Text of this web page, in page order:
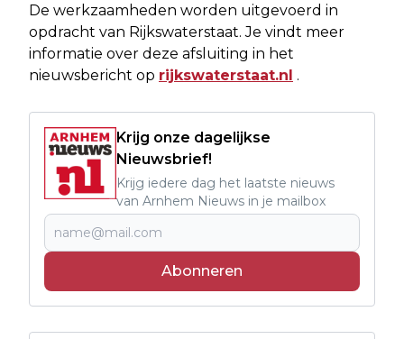
De werkzaamheden worden uitgevoerd in
opdracht van Rijkswaterstaat. Je vindt meer
informatie over deze afsluiting in het
nieuwsbericht op rijkswaterstaat.nl .
Krijg onze dagelijkse
Nieuwsbrief!
Krijg iedere dag het laatste nieuws
van Arnhem Nieuws in je mailbox
Abonneren